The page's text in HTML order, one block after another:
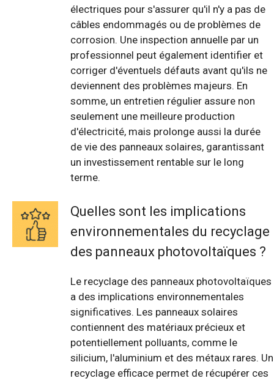
électriques pour s'assurer qu'il n'y a pas de
câbles endommagés ou de problèmes de
corrosion. Une inspection annuelle par un
professionnel peut également identifier et
corriger d'éventuels défauts avant qu'ils ne
deviennent des problèmes majeurs. En
somme, un entretien régulier assure non
seulement une meilleure production
d'électricité, mais prolonge aussi la durée
de vie des panneaux solaires, garantissant
un investissement rentable sur le long
terme.
Quelles sont les implications
environnementales du recyclage
des panneaux photovoltaïques ?
Le recyclage des panneaux photovoltaïques
a des implications environnementales
significatives. Les panneaux solaires
contiennent des matériaux précieux et
potentiellement polluants, comme le
silicium, l'aluminium et des métaux rares. Un
recyclage efficace permet de récupérer ces